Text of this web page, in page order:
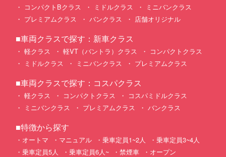
コンパクトBクラス
ミドルクラス
ミニバンクラス
プレミアムクラス
バンクラス 店舗オリジナル
■車両クラスで探す：新車クラス
軽クラス 軽VT（バントラ）クラス
コンパクトクラス
ミドルクラス
ミニバンクラス プレミアムクラス
■車両クラスで探す：コスパクラス
軽クラス コンパクトクラス
コスパミドルクラス
ミニバンクラス
プレミアムクラス バンクラス
■特徴から探す
オートマ マニュアル 乗車定員1~2人
乗車定員3~4人
乗車定員5人
乗車定員6人~ 禁煙車
オープン